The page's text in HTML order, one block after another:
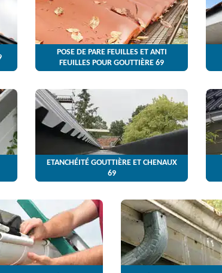
POSE DE PARE FEUILLES ET ANTI
FEUILLES POUR GOUTTIÈRE 69
ETANCHÉITÉ GOUTTIÈRE ET CHENAUX
69